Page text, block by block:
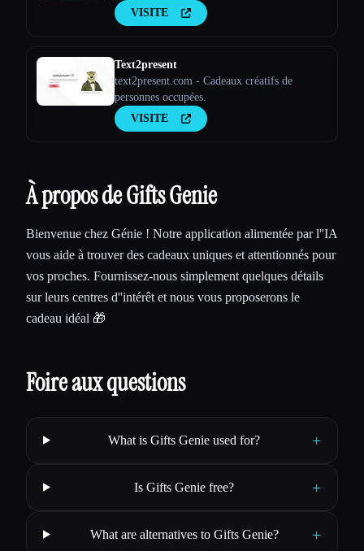
des feuilles à colorier personnalisées uniques
en utilisant des instructions textuelles, en les
VISITE
Text2present
text2present.com - Cadeaux créatifs de
personnes occupées.
VISITE
À propos de Gifts Genie
Bienvenue chez Génie ! Notre application alimentée par l''IA
vous aide à trouver des cadeaux uniques et attentionnés pour
vos proches. Fournissez-nous simplement quelques détails
sur leurs centres d''intérêt et nous vous proposerons le
cadeau idéal 🎁
Foire aux questions
What is Gifts Genie used for? +
Is Gifts Genie free? +
What are alternatives to Gifts Genie? +